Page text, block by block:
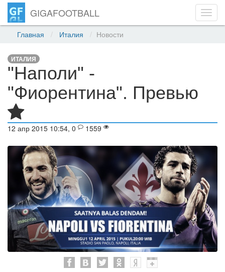
GIGAFOOTBALL
Главная Италия Новости
ИТАЛИЯ
"Наполи" -
"Фиорентина". Превью
12 апр 2015 10:54, 0 1559